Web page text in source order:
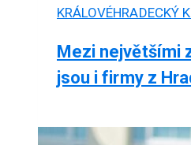
KRÁLOVÉHRADECKÝ
Mezi největšími
jsou i firmy z